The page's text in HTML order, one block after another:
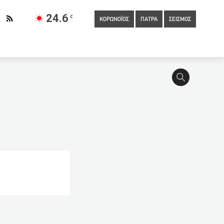
24.6 C
ΚΟΡΩΝΟΪΟΣ ΠΑΤΡΑ ΣΕΙΣΜΟΣ
Η ΕΕ καλεί να σταματήσει η βία μεταξύ του Ισραήλ και των
Διαδικτυακή ημερίδα την Τετάρτη για